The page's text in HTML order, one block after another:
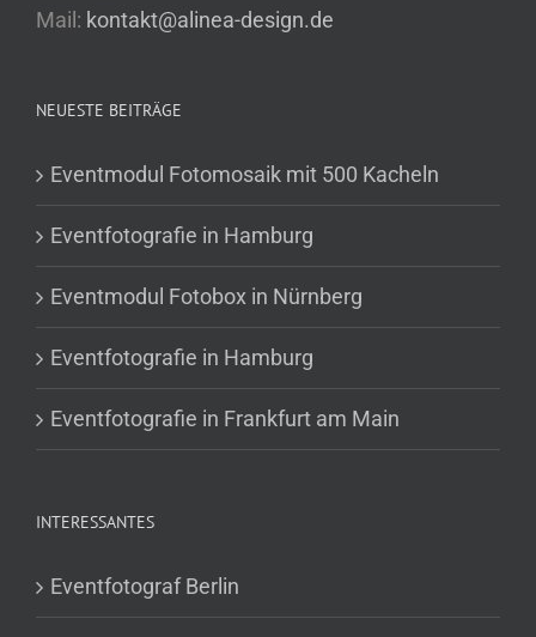
Mail: kontakt@alinea-design.de
NEUESTE BEITRÄGE
Eventmodul Fotomosaik mit 500 Kacheln
Eventfotografie in Hamburg
Eventmodul Fotobox in Nürnberg
Eventfotografie in Hamburg
Eventfotografie in Frankfurt am Main
INTERESSANTES
Eventfotograf Berlin